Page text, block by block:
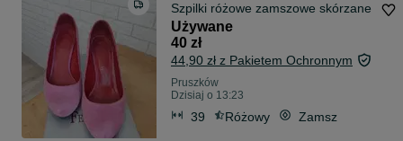
Szpilki różowe zamszowe skórzane
Używane
40 zł
44,90 zł z Pakietem Ochronnym
Pruszków
Dzisiaj o 13:23
39 Różowy Zamsz